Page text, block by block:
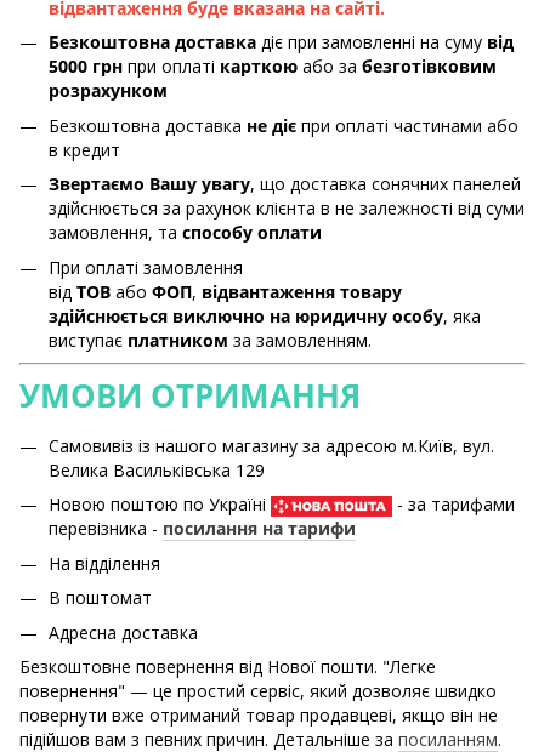
відвантаження буде вказана на сайті.
Безкоштовна доставка діє при замовленні на суму від
5000 грн при оплаті карткою або за безготівковим
розрахунком
Безкоштовна доставка не діє при оплаті частинами або
в кредит
Звертаємо Вашу увагу, що доставка сонячних панелей
здійснюється за рахунок клієнта в не залежності від суми
замовлення, та способу оплати
При оплаті замовлення
від ТОВ або ФОП, відвантаження товару
здійснюється виключно на юридичну особу, яка
виступає платником за замовленням.
УМОВИ ОТРИМАННЯ
Самовивіз із нашого магазину за адресою м.Київ, вул.
Велика Васильківська 129
Новою поштою по Україні
- за тарифами
перевізника - посилання на тарифи
На відділення
В поштомат
Адресна доставка
Безкоштовне повернення від Нової пошти. "Легке
повернення" — це простий сервіс, який дозволяє швидко
повернути вже отриманий товар продавцеві, якщо він не
підійшов вам з певних причин. Детальніше за посиланням.